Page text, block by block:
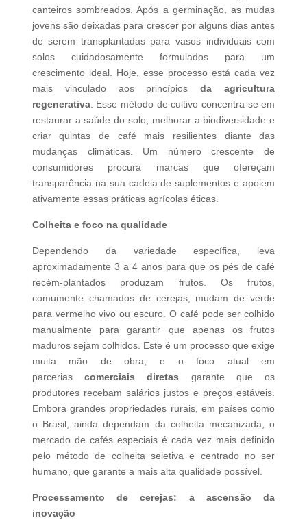
canteiros sombreados. Após a germinação, as mudas
jovens são deixadas para crescer por alguns dias antes
de serem transplantadas para vasos individuais com
solos cuidadosamente formulados para um
crescimento ideal. Hoje, esse processo está cada vez
mais vinculado aos princípiosda agricultura
regenerativa. Esse método de cultivo concentra-se em
restaurar a saúde do solo, melhorar a biodiversidade e
criar quintas de café mais resilientes diante das
mudanças climáticas. Um número crescente de
consumidores procura marcas que ofereçam
transparência na sua cadeia de suplementos e apoiem
ativamente essas práticas agrícolas éticas.
Colheita e foco na qualidade
Dependendo da variedade específica, leva
aproximadamente 3 a 4 anos para que os pés de café
recém-plantados produzam frutos. Os frutos,
comumente chamados de cerejas, mudam de verde
para vermelho vivo ou escuro. O café pode ser colhido
manualmente para garantir que apenas os frutos
maduros sejam colhidos. Este é um processo que exige
muita mão de obra, e o foco atual em
parceriascomerciais diretas garante que os
produtores recebam salários justos e preços estáveis.
Embora grandes propriedades rurais, em países como
o Brasil, ainda dependam da colheita mecanizada, o
mercado de cafés especiais é cada vez mais definido
pelo método de colheita seletiva e centrado no ser
humano, que garante a mais alta qualidade possível.
Processamento de cerejas: a ascensão da
inovação